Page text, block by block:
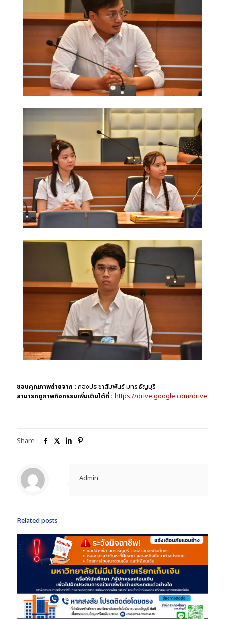
ขอบคุณภาพถ่ายจาก : กองประชาสัมพันธ์ มทร.ธัญบุรี
สามารถดูภาพกิจกรรมเพิ่มเติมได้ที่ : https://drive.google.com/drive
Share
Admin
Related posts